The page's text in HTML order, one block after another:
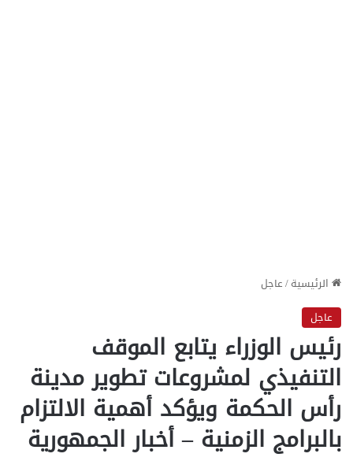
الرئيسية/عاجل
عاجل
رئيس الوزراء يتابع الموقف
التنفيذي لمشروعات تطوير مدينة
رأس الحكمة ويؤكد أهمية الالتزام
بالبرامج الزمنية – أخبار الجمهورية